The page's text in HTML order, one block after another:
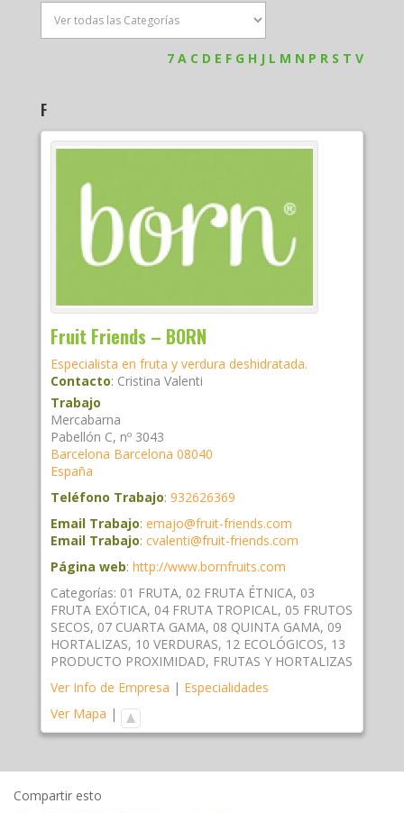
7 A C D E F G H J L M N P R S T V
F
Fruit Friends – BORN
Especialista en fruta y verdura deshidratada.
Contacto: Cristina Valenti
Trabajo
Mercabarna
Pabellón C, nº 3043
Barcelona Barcelona 08040
España
Teléfono Trabajo: 932626369
Email Trabajo: emajo@fruit-friends.com
Email Trabajo: cvalenti@fruit-friends.com
Página web: http://www.bornfruits.com
Categorías: 01 FRUTA, 02 FRUTA ÉTNICA, 03
FRUTA EXÓTICA, 04 FRUTA TROPICAL, 05 FRUTOS
SECOS, 07 CUARTA GAMA, 08 QUINTA GAMA, 09
HORTALIZAS, 10 VERDURAS, 12 ECOLÓGICOS, 13
PRODUCTO PROXIMIDAD, FRUTAS Y HORTALIZAS
Ver Info de Empresa | Especialidades
Ver Mapa |
Compartir esto